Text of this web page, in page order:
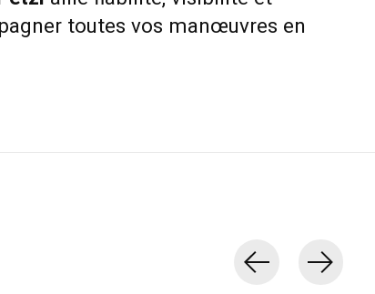
toutes vos manœuvres en